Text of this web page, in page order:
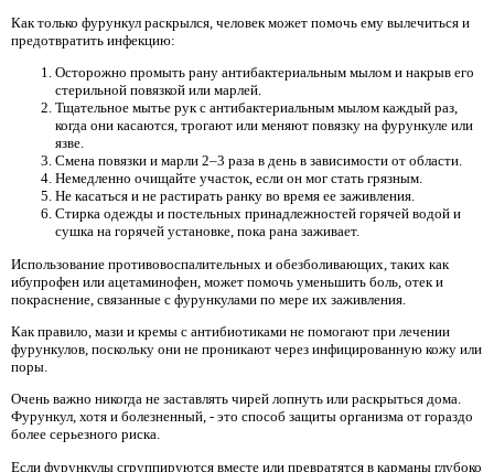
Как только фурункул раскрылся, человек может помочь ему вылечиться и
предотвратить инфекцию:
Осторожно промыть рану антибактериальным мылом и накрыв его
стерильной повязкой или марлей.
Тщательное мытье рук с антибактериальным мылом каждый раз,
когда они касаются, трогают или меняют повязку на фурункуле или
язве.
Смена повязки и марли 2–3 раза в день в зависимости от области.
Немедленно очищайте участок, если он мог стать грязным.
Не касаться и не растирать ранку во время ее заживления.
Стирка одежды и постельных принадлежностей горячей водой и
сушка на горячей установке, пока рана заживает.
Использование противовоспалительных и обезболивающих, таких как
ибупрофен или ацетаминофен, может помочь уменьшить боль, отек и
покраснение, связанные с фурункулами по мере их заживления.
Как правило, мази и кремы с антибиотиками не помогают при лечении
фурункулов, поскольку они не проникают через инфицированную кожу или
поры.
Очень важно никогда не заставлять чирей лопнуть или раскрыться дома.
Фурункул, хотя и болезненный, - это способ защиты организма от гораздо
более серьезного риска.
Если фурункулы сгруппируются вместе или превратятся в карманы глубоко